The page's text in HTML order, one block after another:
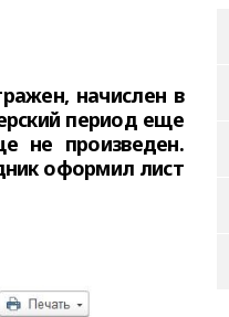
начислен в
период еще
не произведен.
оформил лист